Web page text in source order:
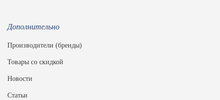
Дополнительно
Производители (бренды)
Товары со скидкой
Новости
Статьи